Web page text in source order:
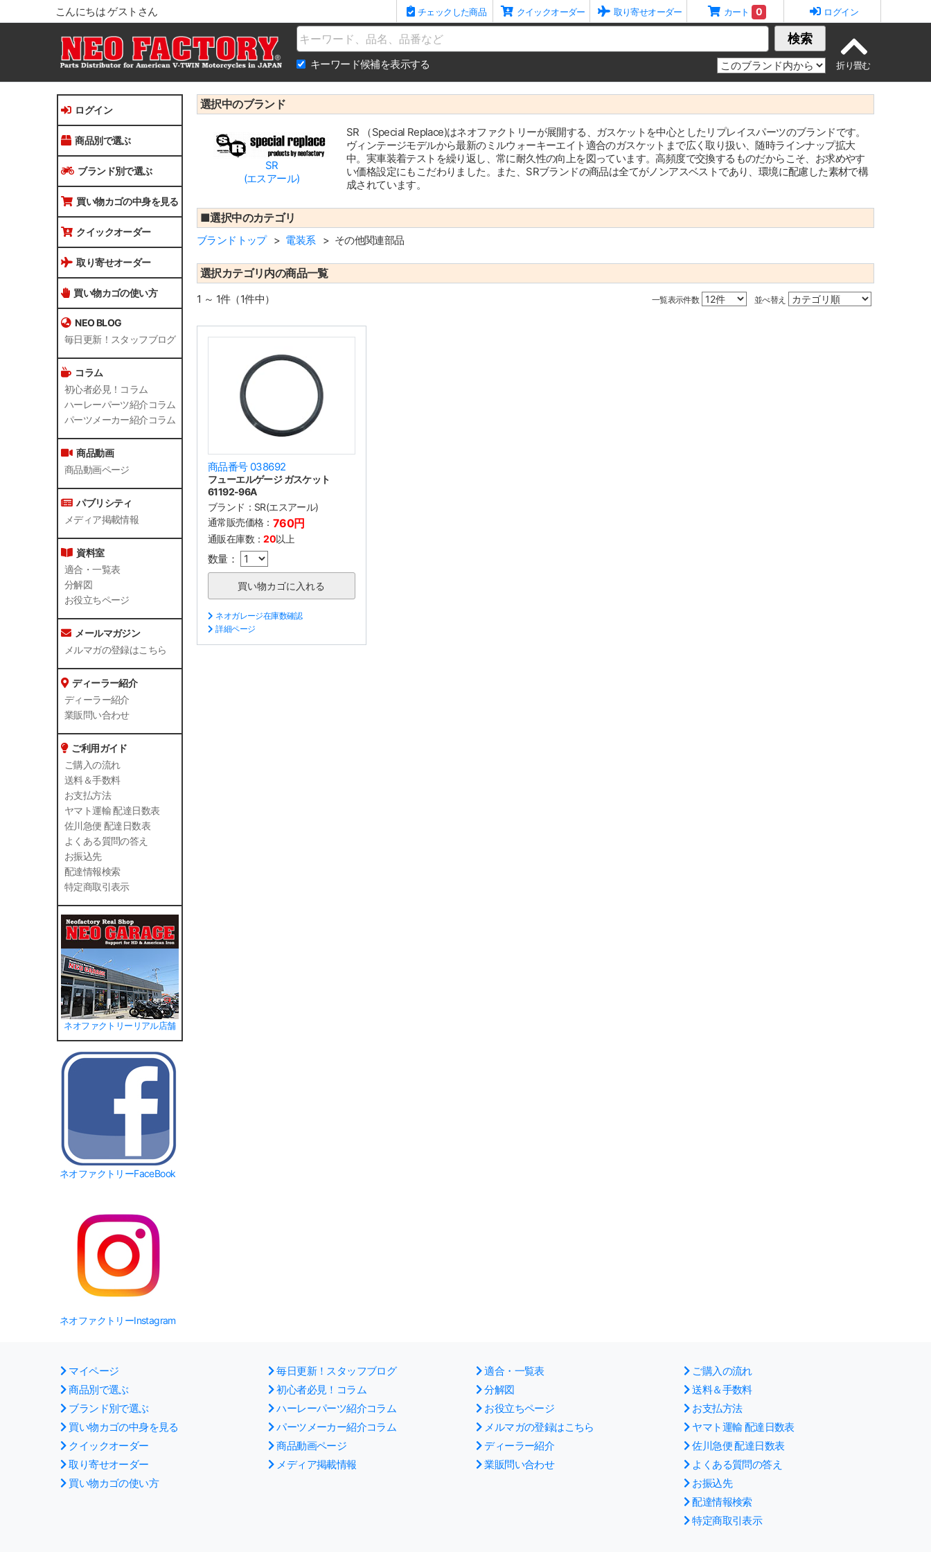
こんにちは ゲストさん チェックした商品 クイックオーダー 取り寄せオーダー カート 0 ログイン
Name 検索
キーワード候補を表示する
ログイン
商品別で選ぶ
ブランド別で選ぶ
買い物カゴの中身を見る
クイックオーダー
取り寄せオーダー
買い物カゴの使い方
NEO BLOG
毎日更新！スタッフブログ
コラム
初心者必見！コラム
ハーレーパーツ紹介コラム
パーツメーカー紹介コラム
商品動画
商品動画ページ
パブリシティ
メディア掲載情報
資料室
適合・一覧表
分解図
お役立ちページ
メールマガジン
メルマガの登録はこちら
ディーラー紹介
ディーラー紹介
業販問い合わせ
ご利用ガイド
ご購入の流れ
送料＆手数料
お支払方法
ヤマト運輸 配達日数表
佐川急便 配達日数表
よくある質問の答え
お振込先
配達情報検索
特定商取引表示
ネオファクトリーリアル店舗
ネオファクトリーFaceBook
ネオファクトリーInstagram
選択中のブランド
SR
(エスアール)
SR （Special Replace)はネオファクトリーが展開する、ガスケットを中心としたリプレイスパーツのブランドです。
ヴィンテージモデルから最新のミルウォーキーエイト適合のガスケットまで広く取り扱い、随時ラインナップ拡大
中。実車装着テストを繰り返し、常に耐久性の向上を図っています。高頻度で交換するものだからこそ、お求めやす
い価格設定にもこだわりました。また、SRブランドの商品は全てがノンアスベストであり、環境に配慮した素材で構
成されています。
■選択中のカテゴリ
ブランドトップ 電装系 その他関連部品
選択カテゴリ内の商品一覧
一覧表示件数 並べ替え
1 ～ 1件（1件中）
商品番号 038692
フューエルゲージ ガスケット
61192-96A
ブランド： SR(エスアール)
通常販売価格： 760円
通販在庫数：20以上
数量：
ネオガレージ在庫数確認
詳細ページ
マイページ
商品別で選ぶ
ブランド別で選ぶ
買い物カゴの中身を見る
クイックオーダー
取り寄せオーダー
買い物カゴの使い方
毎日更新！スタッフブログ
初心者必見！コラム
ハーレーパーツ紹介コラム
パーツメーカー紹介コラム
商品動画ページ
メディア掲載情報
適合・一覧表
分解図
お役立ちページ
メルマガの登録はこちら
ディーラー紹介
業販問い合わせ
ご購入の流れ
送料＆手数料
お支払方法
ヤマト運輸 配達日数表
佐川急便 配達日数表
よくある質問の答え
お振込先
配達情報検索
特定商取引表示